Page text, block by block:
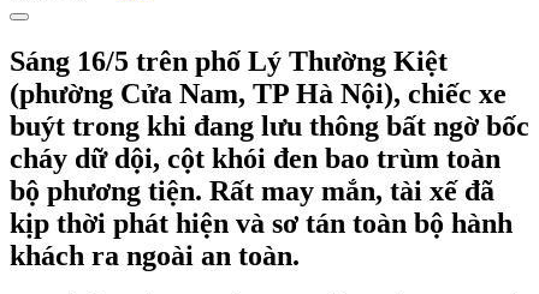
Sáng 16/5 trên phố Lý Thường Kiệt
(phường Cửa Nam, TP Hà Nội), chiếc xe
buýt trong khi đang lưu thông bất ngờ bốc
cháy dữ dội, cột khói đen bao trùm toàn
bộ phương tiện. Rất may mắn, tài xế đã
kịp thời phát hiện và sơ tán toàn bộ hành
khách ra ngoài an toàn.